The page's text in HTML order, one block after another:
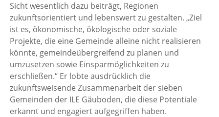
Sicht wesentlich dazu beiträgt, Regionen
zukunftsorientiert und lebenswert zu gestalten. „Ziel
ist es, ökonomische, ökologische oder soziale
Projekte, die eine Gemeinde alleine nicht realisieren
könnte, gemeindeübergreifend zu planen und
umzusetzen sowie Einsparmöglichkeiten zu
erschließen.“ Er lobte ausdrücklich die
zukunftsweisende Zusammenarbeit der sieben
Gemeinden der ILE Gäuboden, die diese Potentiale
erkannt und engagiert aufgegriffen haben.